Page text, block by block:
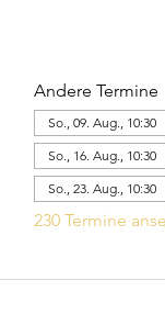
Andere Termine
So., 09. Aug., 10:30
So., 16. Aug., 10:30
So., 23. Aug., 10:30
230 Termine